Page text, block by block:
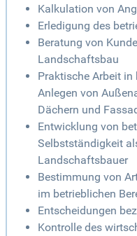
Kalkulation von
Erledigung des
Beratung von
Landschaftsbau
Praktische Arbeit in
Anlegen von
Dächern und
Entwicklung von
Selbstständigkeit
Landschaftsbauer
Bestimmung von
im betrieblichen
Entscheidungen
Kontrolle des